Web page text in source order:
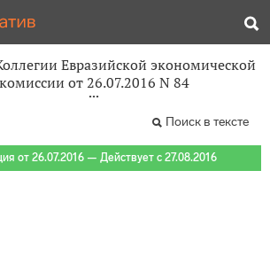
Евразийской экономической
комиссии от 26.07.2016 N 84
Поиск в тексте
от 26.07.2016 — Действует с 27.08.2016